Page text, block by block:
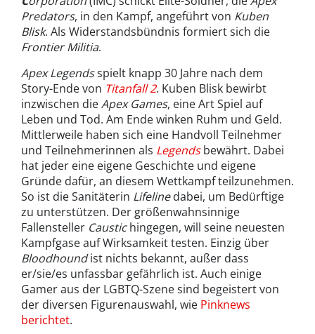
Predators, in den Kampf, angeführt von Kuben
Blisk. Als Widerstandsbündnis formiert sich die
Frontier Militia.
Apex Legendsspielt knapp 30 Jahre nach dem
Story-Ende von Titanfall 2. Kuben Blisk bewirbt
inzwischen dieApex Games, eine Art Spiel auf
Leben und Tod. Am Ende winken Ruhm und Geld.
Mittlerweile haben sich eine Handvoll Teilnehmer
und Teilnehmerinnen als Legendsbewährt. Dabei
hat jeder eine eigene Geschichte und eigene
Gründe dafür, an diesem Wettkampf teilzunehmen.
So ist die Sanitäterin Lifelinedabei, um Bedürftige
zu unterstützen. Der größenwahnsinnige
Fallensteller Caustichingegen, will seine neuesten
Kampfgase auf Wirksamkeit testen. Einzig über
Bloodhoundist nichts bekannt, außer dass
er/sie/es unfassbar gefährlich ist. Auch einige
Gamer aus der LGBTQ-Szene sind begeistert von
der diversen Figurenauswahl, wie Pinknews
berichtet.